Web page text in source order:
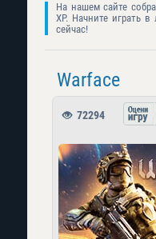
На нашем сайте
XP. Начните играть
сейчас!
Warface
72294